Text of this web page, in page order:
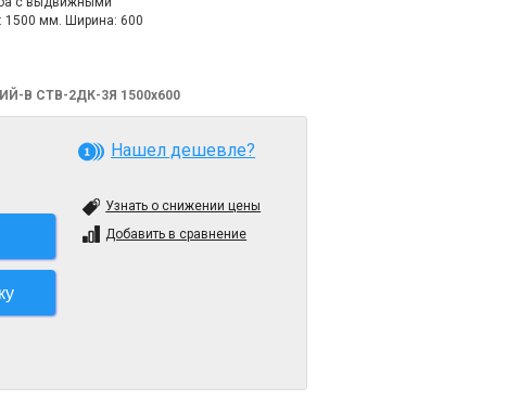
1500 мм. Ширина: 600
В СТВ-2ДК-3Я 1500х600
Нашел дешевле?
Узнать о снижении цены
Добавить в сравнение